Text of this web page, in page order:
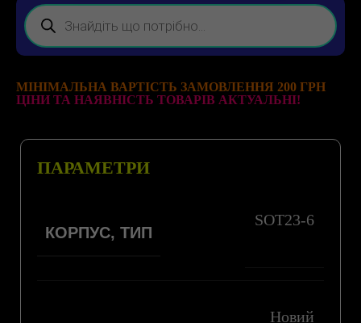
МІНІМАЛЬНА ВАРТІСТЬ ЗАМОВЛЕННЯ 200 ГРН
ЦІНИ ТА НАЯВНІСТЬ ТОВАРІВ АКТУАЛЬНІ!
ПАРАМЕТРИ
КОРПУС, ТИП
SOT23-6
Новий